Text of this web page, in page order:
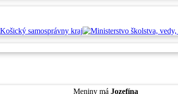
Meniny má Jozefína